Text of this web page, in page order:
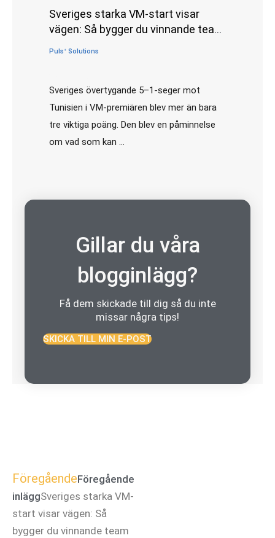
Sveriges starka VM-start visar
vägen: Så bygger du vinnande team
Pulsᐩ Solutions
Sveriges övertygande 5–1-seger mot
Tunisien i VM-premiären blev mer än bara
tre viktiga poäng. Den blev en påminnelse
om vad som kan …
Gillar du våra
blogginlägg?
Få dem skickade till dig så du inte
missar några tips!
SKICKA TILL MIN E-POST
FöregåendeFöregående
inläggSveriges starka VM-
start visar vägen: Så
bygger du vinnande team